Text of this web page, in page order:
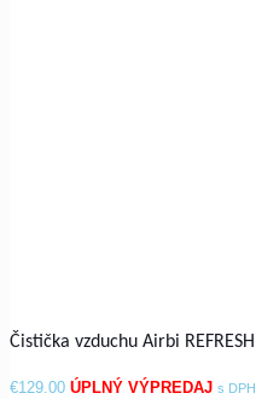
Čistička vzduchu Airbi REFRESH
€129.00 s DPH